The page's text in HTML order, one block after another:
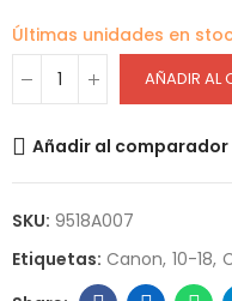
Últimas unidades en
AÑADIR AL
Añadir al comparador
SKU: 9518A007
Etiquetas: Canon 10-18